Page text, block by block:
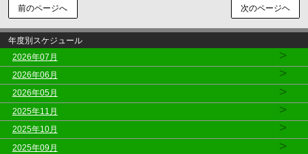
前のページへ 次のページヘ
年度別スケジュール
2026年07月
>
2026年06月 >
2026年05月 >
2025年11月 >
2025年10月 >
2025年09月 >